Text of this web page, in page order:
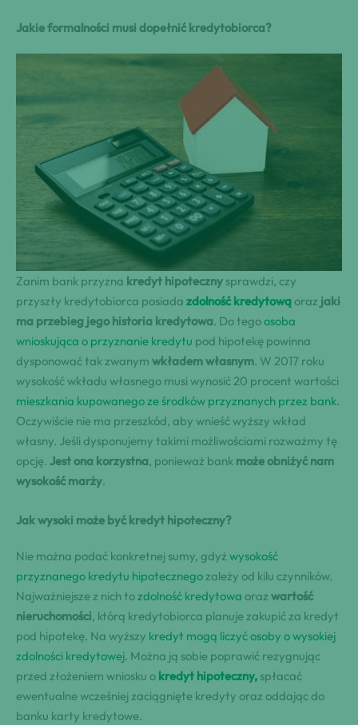
Jakie formalności musi dopełnić kredytobiorca?
Zanim bank przyzna kredyt hipoteczny sprawdzi, czy
przyszły kredytobiorca posiada zdolność kredytową oraz jaki
ma przebieg jego historia kredytowa. Do tegoosoba
wnioskująca o przyznanie kredytu pod hipotekę powinna
dysponować tak zwanym wkładem własnym. W 2017 roku
wysokość wkładu własnego musi wynosić 20 procent wartości
mieszkania kupowanego ze środków przyznanych przez bank.
Oczywiście nie ma przeszkód, aby wnieść wyższy wkład
własny. Jeśli dysponujemy takimi możliwościami rozważmy tę
opcję. Jest ona korzystna, ponieważ bank może obniżyć nam
wysokość marży.
Jak wysoki może byćkredyt hipoteczny?
Nie można podać konkretnej sumy, gdyż wysokość
przyznanego kredytu hipotecznegozależy od kilu czynników.
Najważniejsze z nich tozdolność kredytowa oraz wartość
nieruchomości, którą kredytobiorca planuje zakupić za kredyt
pod hipotekę. Na wyższy kredyt mogą liczyć osoby o wysokiej
zdolności kredytowej. Można ją sobie poprawić rezygnując
przed złożeniem wniosku o kredyt hipoteczny, spłacać
ewentualne wcześniej zaciągnięte kredyty oraz oddając do
banku karty kredytowe.